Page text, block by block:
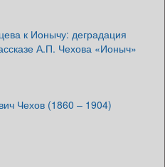
к Ионычу: деградация
А.П. Чехова «Ионыч»
Чехов (1860 – 1904)